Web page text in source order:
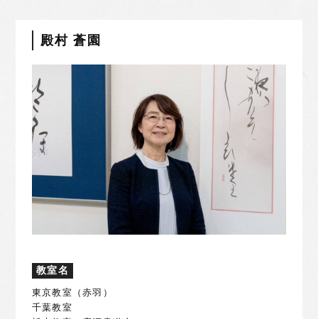
殿村 蒼園
教室名
東京教室（赤羽）
千葉教室